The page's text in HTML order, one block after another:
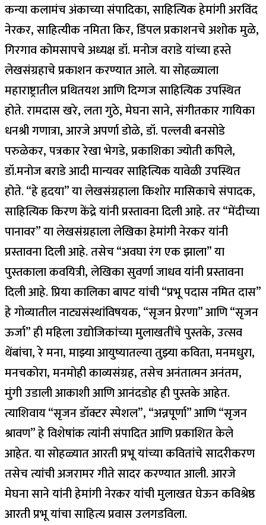
कन्या कलामंच अंकाच्या संपादिका, साहित्यिक हेमांगी अरविंद
नेरकर, साहित्यीक नमिता किर, डिंपल प्रकाशनचे अशोक मुळे,
गिरगाव कोमसापचे अध्यक्ष डॉ. मनोज वराडे यांच्या हस्ते
लेखसंग्रहाचे प्रकाशन करण्यात आले. या सोहळ्याला
महाराष्ट्रातील प्रथितयश आणि दिग्गज साहित्यिक उपस्थित
होते. रामदास खरे, लता गुठे, मेघना साने, संगीतकार गायिका
धनश्री गणात्रा, आरजे अपर्णा डोळे, डॉ. पल्लवी बनसोडे
परुळेकर, पत्रकार रेखा भेगडे, प्रकाशिका ज्योती कपिले,
डॉ.मनोज बराडे आदी मान्यवर साहित्यिक यावेळी उपस्थित
होते. “हे हृदया” या लेखसंग्रहाला किशोर मासिकाचे संपादक,
साहित्यिक किरण केंद्रे यांनी प्रस्तावना दिली आहे. तर “मेंदीच्या
पानावर” या लेखसंग्रहाला लेखिका हेमांगी नेरकर यांनी
प्रस्तावना दिली आहे. तसेच “अवघा रंग एक झाला” या
पुस्तकाला कवयित्री, लेखिका सुवर्णा जाधव यांनी प्रस्तावना
दिली आहे. प्रिया कालिका बापट यांची “प्रभू पदास नमित दास”
हे गोव्यातील नाट्यसंस्थांविषयक, “सृजन प्रेरणा” आणि “सृजन
ऊर्जा” ही महिला उद्योजिकांच्या मुलाखतींचे पुस्तके, उत्सव
थेंबांचा, रे मना, माझ्या आयुष्यातल्या तुझ्या कविता, मनमधुरा,
मनचकोरा, मनमोही काव्यसंग्रह, तसेच अनंतात्मन अनंतम,
मुंगी उडाली आकाशी आणि आनंदडोह ही पुस्तके आहेत.
त्याशिवाय “सृजन डॉक्टर स्पेशल”, “अन्नपूर्णा” आणि “सृजन
श्रावण” हे विशेषांक त्यांनी संपादित आणि प्रकाशित केले
आहेत. या सोहळ्यात आरती प्रभू यांच्या कवितांचे सादरीकरण
तसेच त्यांची अजरामर गीते सादर करण्यात आली. आरजे
मेघना साने यांनी हेमांगी नेरकर यांची मुलाखत घेऊन कविश्रेष्ठ
आरती प्रभू यांचा साहित्य प्रवास उलगडविला.